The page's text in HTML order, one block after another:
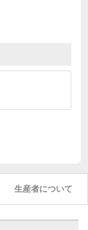
生産者について